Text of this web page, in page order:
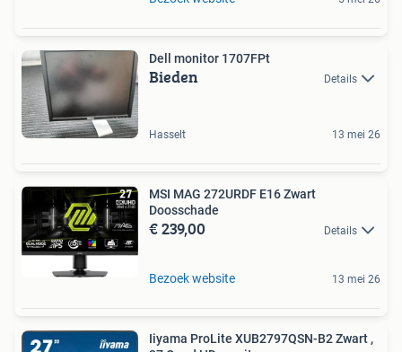
Dell monitor 1707FPt
Bieden Details
Hasselt 13 mei 26
MSI MAG 272URDF E16 Zwart
Doosschade
€ 239,00 Details
Bezoek website 13 mei 26
Iiyama ProLite XUB2797QSN-B2 Zwart ,